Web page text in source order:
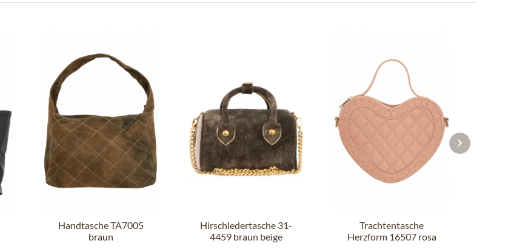
Handtasche TA7005
braun
Hirschledertasche 31-
4459 braun beige
Trachtentasche
Herzform 16507 rosa